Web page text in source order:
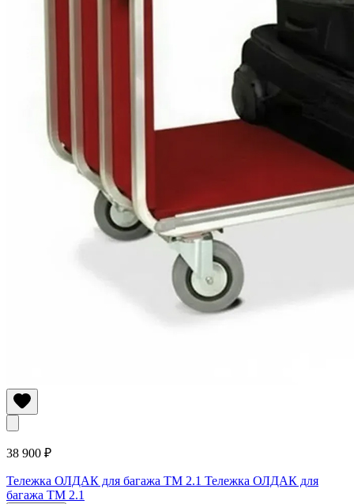
38 900 ₽
Тележка ОЛДАК для багажа ТМ 2.1 Тележка ОЛДАК для
багажа ТМ 2.1